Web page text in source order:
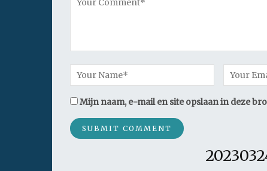
Mijn naam, e-mail en site opslaan in deze